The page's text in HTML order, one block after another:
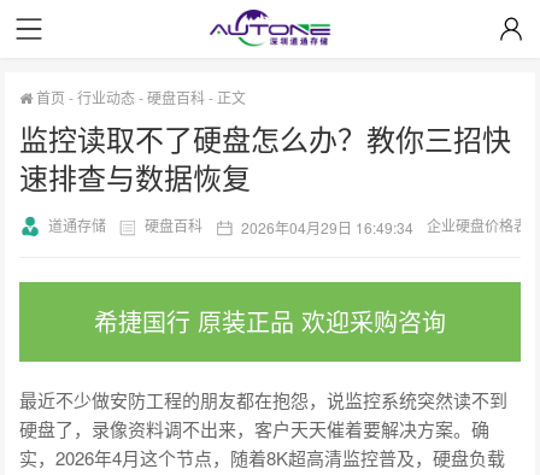
首页 -行业动态-硬盘百科- 正文
监控读取不了硬盘怎么办？教你三招快
速排查与数据恢复
道通存储 硬盘百科 2026年04月29日 16:49:34 企业硬盘价格表
希捷国行 原装正品 欢迎采购咨询
最近不少做安防工程的朋友都在抱怨，说监控系统突然读不到
硬盘了，录像资料调不出来，客户天天催着要解决方案。确
实，2026年4月这个节点，随着8K超高清监控普及，硬盘负载